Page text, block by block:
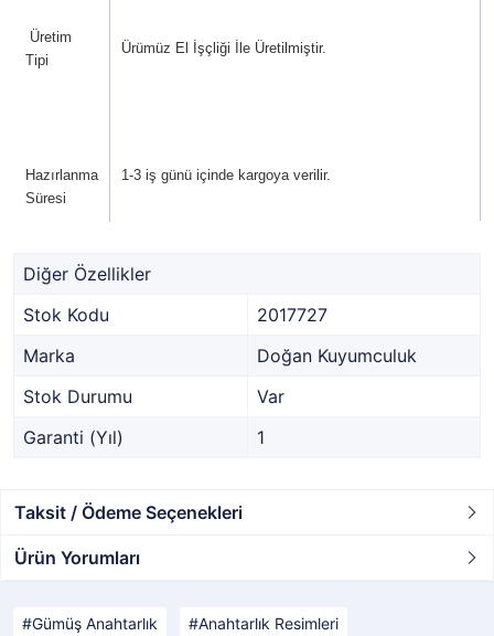
Üretim
Tipi
Ürümüz El İşçliği İle Üretilmiştir.
Hazırlanma
Süresi
1-3 iş günü içinde kargoya verilir.
Diğer Özellikler
Stok Kodu
2017727
Marka
Doğan Kuyumculuk
Stok Durumu
Var
Garanti (Yıl)
1
Taksit / Ödeme Seçenekleri
Ürün Yorumları
Gümüş Anahtarlık Anahtarlık Resimleri